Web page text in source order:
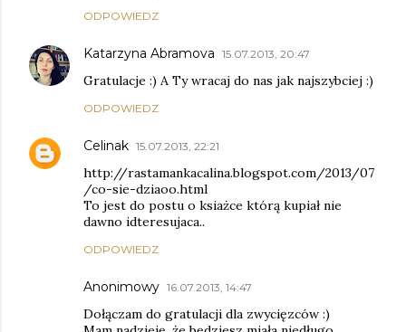
ODPOWIEDZ
Katarzyna Abramova 15.07.2013, 20:47
Gratulacje :) A Ty wracaj do nas jak najszybciej :)
ODPOWIEDZ
Celinak 15.07.2013, 22:21
http://rastamankacalina.blogspot.com/2013/07
/co-sie-dziaoo.html
To jest do postu o ksiażce którą kupiał nie
dawno idteresujaca..
ODPOWIEDZ
Anonimowy 16.07.2013, 14:47
Dołączam do gratulacji dla zwycięzców :)